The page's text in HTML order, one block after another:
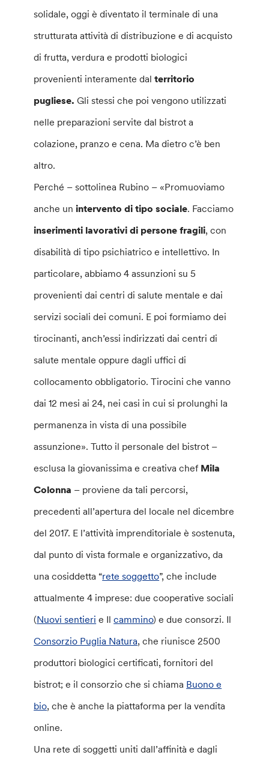
solidale, oggi è diventato il terminale di una
strutturata attività di distribuzione e di acquisto
di frutta, verdura e prodotti biologici
provenienti interamente dalterritorio
pugliese. Gli stessi che poi vengono utilizzati
nelle preparazioni servite dal bistrot a
colazione, pranzo e cena. Ma dietro c’è ben
altro.
Perché – sottolinea Rubino – «Promuoviamo
anche unintervento di tipo sociale. Facciamo
inserimenti lavorativi di persone fragili, con
disabilità di tipo psichiatrico e intellettivo. In
particolare, abbiamo 4 assunzioni su 5
provenienti dai centri di salute mentale e dai
servizi sociali dei comuni. E poi formiamo dei
tirocinanti, anch’essi indirizzati dai centri di
salute mentale oppure dagli uffici di
collocamento obbligatorio. Tirocini che vanno
dai 12 mesi ai 24, nei casi in cui si prolunghi la
permanenza in vista di una possibile
assunzione». Tutto il personale del bistrot –
esclusa la giovanissima e creativa chef Mila
Colonna – proviene da tali percorsi,
precedenti all’apertura del locale nel dicembre
del 2017. E l’attività imprenditoriale è sostenuta,
dal punto di vista formale e organizzativo, da
una cosiddetta “rete soggetto”, che include
attualmente 4 imprese: due cooperative sociali
(Nuovi sentieri e Ilcammino) e due consorzi. Il
Consorzio Puglia Natura, che riunisce 2500
produttori biologici certificati, fornitori del
bistrot; e il consorzio che si chiama Buono e
bio, che è anche la piattaforma per la vendita
online.
Una rete di soggetti uniti dall’affinità e dagli